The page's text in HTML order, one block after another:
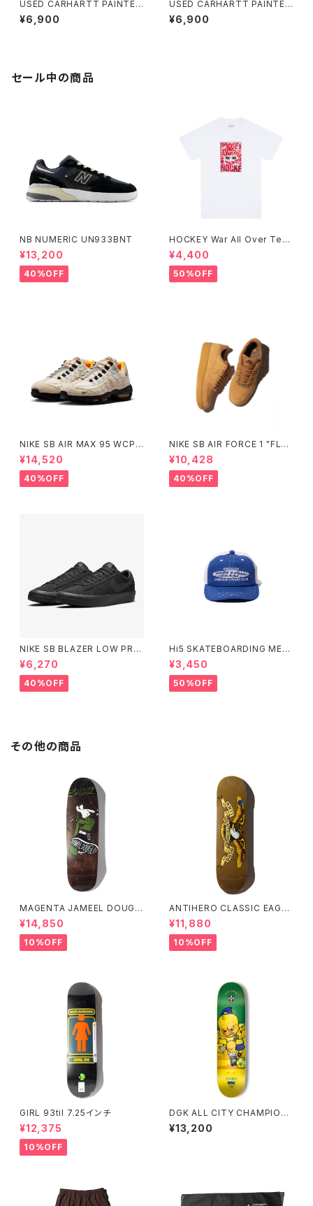
USED CARHARTT PAINTER
SHORT D ユーズド カーハート
ワークショーツ
¥6,900
USED CARHARTT PAINTER
SHORT C ユーズド カーハート
ワークショーツ
¥6,900
セール中の商品
NB NUMERIC UN933BNT
¥13,200
40%OFF
HOCKEY War All Over Tee
ホワイト
¥4,400
50%OFF
NIKE SB AIR MAX 95 WCP
ナイキエスビー エアマックス フ
ットボールコレクション Small
Size
¥14,520
40%OFF
NIKE SB AIR FORCE 1 "FLA
X" ナイキ エスビー エアフォー
スワン フラックス ウィート HM8
517-200 Small Size
¥10,428
40%OFF
NIKE SB BLAZER LOW PRO
GT BLACK/BLACK ナイキエ
スビー ブレーザー ロー ブラッ
ク
¥6,270
40%OFF
Hi5 SKATEBOARDING MELL
OW CONCAVE LOVERS CL
UB CAP
¥3,450
50%OFF
その他の商品
MAGENTA JAMEEL DOUGL
AS M STREET BOARD 1992
RETRO SHAPE 8.7インチ
¥14,850
10%OFF
ANTIHERO CLASSIC EAGLE
8.06インチ アンタイヒーロー
クラシック イーグル
¥11,880
10%OFF
GIRL 93til 7.25インチ
¥12,375
10%OFF
DGK ALL CITY CHAMPION
S DWAYNE FAGUNDES 8.25
インチ ディージーケー オール
¥13,200